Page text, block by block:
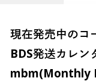
現在発売中のコ
BDS発送カレン
mbm(Monthly